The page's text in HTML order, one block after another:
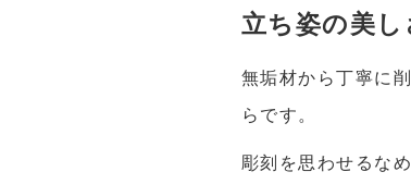
立ち姿の美
無垢材から丁寧に
らです。
彫刻を思わせるな